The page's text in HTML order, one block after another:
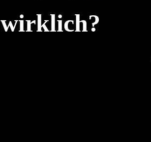
wirklich?